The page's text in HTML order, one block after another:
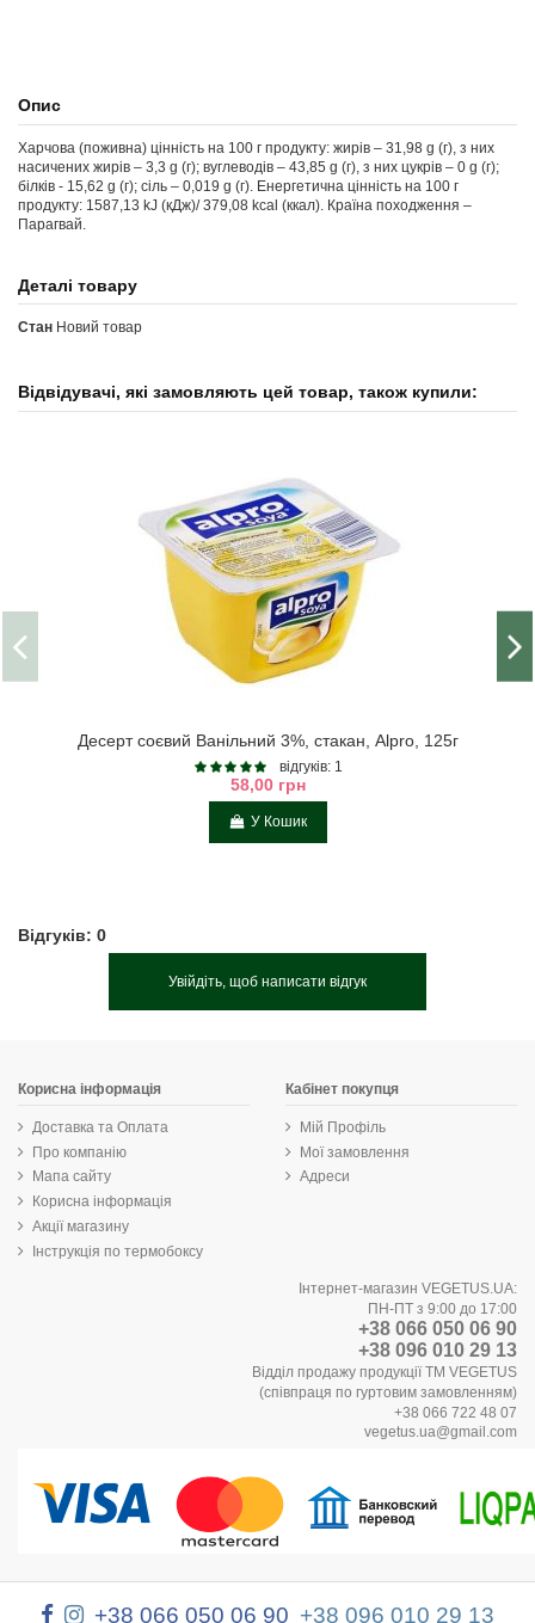
Опис
Харчова (поживна) цінність на 100 г продукту: жирів – 31,98 g (г), з них
насичених жирів – 3,3 g (г); вуглеводів – 43,85 g (г), з них цукрів – 0 g (г);
білків - 15,62 g (г); сіль – 0,019 g (г). Енергетична цінність на 100 г
продукту: 1587,13 kJ (кДж)/ 379,08 kcal (ккал). Країна походження –
Парагвай.
Деталі товару
Стан Новий товар
Відвідувачі, які замовляють цей товар, також купили:
Десерт соєвий Ванільний 3%, стакан, Alpro, 125г
відгуків: 1
58,00 грн
У Кошик
Відгуків: 0
Увійдіть, щоб написати відгук
Корисна інформація
Доставка та Оплата
Про компанію
Мапа сайту
Корисна інформація
Акції магазину
Інструкція по термобоксу
Кабінет покупця
Мій Профіль
Мої замовлення
Адреси
Інтернет-магазин VEGETUS.UA:
ПН-ПТ з 9:00 до 17:00
+38 066 050 06 90
+38 096 010 29 13
Відділ продажу продукції ТМ VEGETUS
(співпраця по гуртовим замовленням)
+38 066 722 48 07
vegetus.ua@gmail.com
+38 066 050 06 90 +38 096 010 29 13